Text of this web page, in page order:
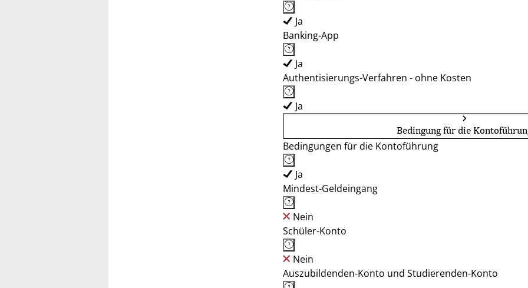
Ja
Banking-App
Ja
Authentisierungs-Verfahren - ohne Kosten
Ja
Bedingung für die
Bedingungen für die Kontoführung
Ja
Mindest-Geldeingang
Nein
Schüler-Konto
Nein
Auszubildenden-Konto und Studierenden-Konto